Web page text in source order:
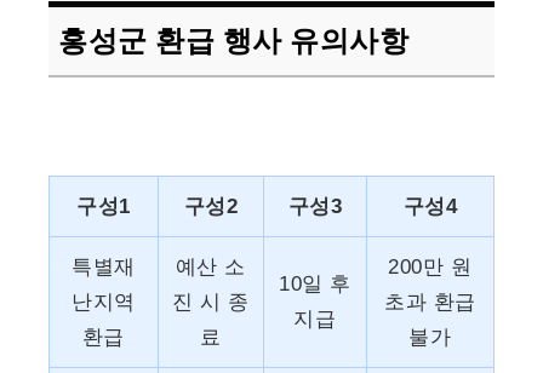
홍성군 환급 행사 유의사항
구성1 구성2 구성3 구성4
특별재
난지역
환급
예산 소
진 시 종
료
10일 후
지급
200만 원
초과 환급
불가